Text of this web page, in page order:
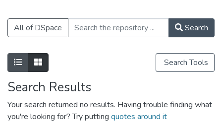
— крупных корпораций и
территориальных комплексов
(территорий опережающего развития
Уникальные преимущества обучения на
отечественными учеными,
являющимися профессорами
факультета. Академик РАН, директор
ИНП РАН В.В. Ивантер, члены-
All of DSpace Search
Search Tools
Search Results
Your search returned no results. Having trouble finding what
you're looking for? Try putting quotes around it